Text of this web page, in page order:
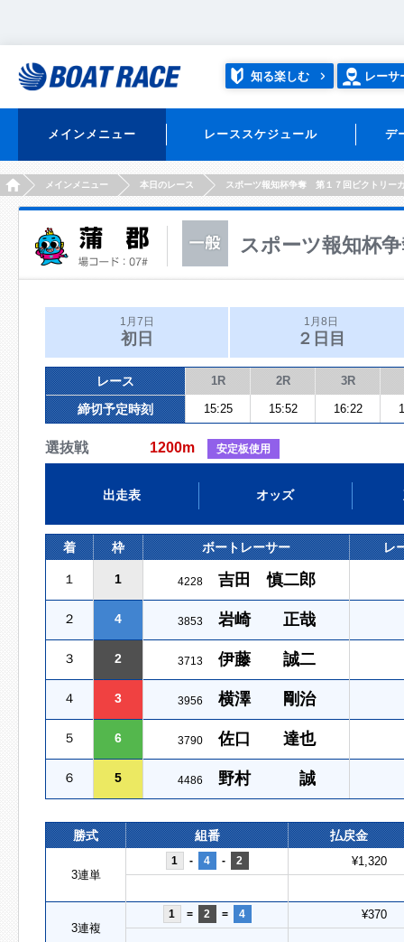
知る楽しむ レーサ
メインメニュー レーススケジュール デ
HOMEメインメニュー 本日のレース スポーツ報知杯争奪 第１７回ビクトリー
スポーツ報知杯
1月7日
初日
1月8日
２日目
レース 1R 2R 3R
締切予定時刻 15:25 15:52 16:22
選抜戦 1200m 安定板使用
出走表 オッズ
着 枠 ボートレーサー レ
１ 1 4228 吉田 慎二郎
２ 4 3853 岩崎 正哉
３ 2 3713 伊藤 誠二
４ 3 3956 横澤 剛治
５ 6 3790 佐口 達也
６ 5 4486 野村 誠
勝式 組番 払戻金
3連単
1 - 4 - 2 ¥1,320
3連複
1 = 2 = 4 ¥370